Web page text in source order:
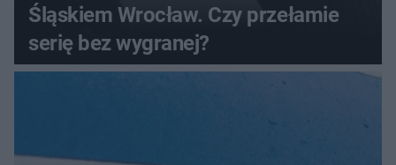
Śląskiem Wrocław. Czy przełamie
serię bez wygranej?